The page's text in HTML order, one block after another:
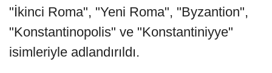
"İkinci Roma", "Yeni Roma", "Byzantion",
"Konstantinopolis" ve "Konstantiniyye"
isimleriyle adlandırıldı.